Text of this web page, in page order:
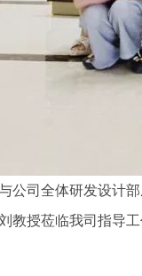
公司全体研发设计部
教授莅临我司指导